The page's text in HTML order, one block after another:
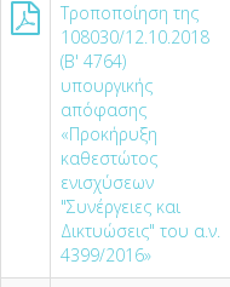
Τροποποίηση της
108030/12.10.2018
(Β' 4764)
υπουργικής
απόφασης
«Προκήρυξη
καθεστώτος
ενισχύσεων
"Συνέργειες και
Δικτυώσεις" του α.ν.
4399/2016»